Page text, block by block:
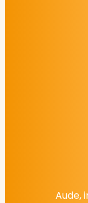
Aude,